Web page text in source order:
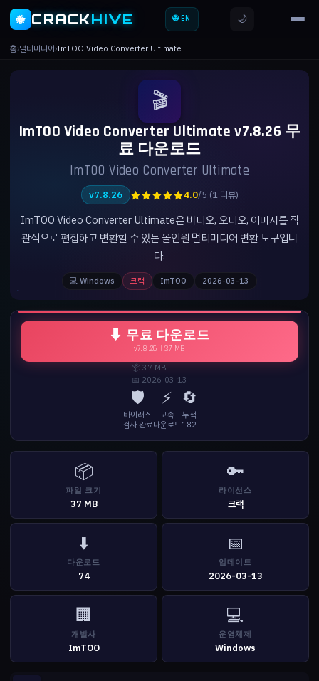
🐝 CRACKHIVE 🌐 EN 🌙
홈›멀티미디어›ImTOO Video Converter Ultimate
🎬
ImTOO Video Converter Ultimate v7.8.26 무
료 다운로드
ImTOO Video Converter Ultimate
v7.8.26 ★★★★★4.0/5 (1 리뷰)
ImTOO Video Converter Ultimate은 비디오, 오디오, 이미지를 직
관적으로 편집하고 변환할 수 있는 올인원 멀티미디어 변환 도구입니
다.
💻 Windows 크랙 ImTOO 2026-03-13
⬇ 무료 다운로드
v7.8.26 | 37 MB
📦 37 MB
📅 2026-03-13
🛡️
바이러스
검사 완료
⚡
고속
다운로드
🔄
누적
182
📦
파일 크기
37 MB
🔑
라이선스
크랙
⬇️
다운로드
74
📅
업데이트
2026-03-13
🏢
개발사
ImTOO
💻
운영체제
Windows